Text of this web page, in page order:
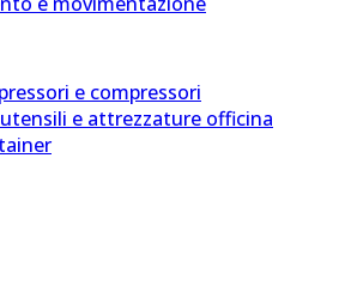
e compressori
e attrezzature officina